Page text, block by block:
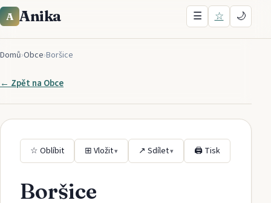
A Anika ☰ ☆ 🌙
Domů›Obce›Boršice
← Zpět na Obce
☆ Oblíbit ⊞ Vložit▾ ↗ Sdílet▾ 🖨 Tisk
Boršice